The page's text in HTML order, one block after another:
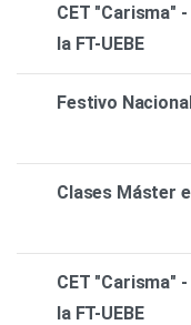
CET "Carisma"
la FT-UEBE
Festivo
Clases Máster
CET "Carisma"
la FT-UEBE